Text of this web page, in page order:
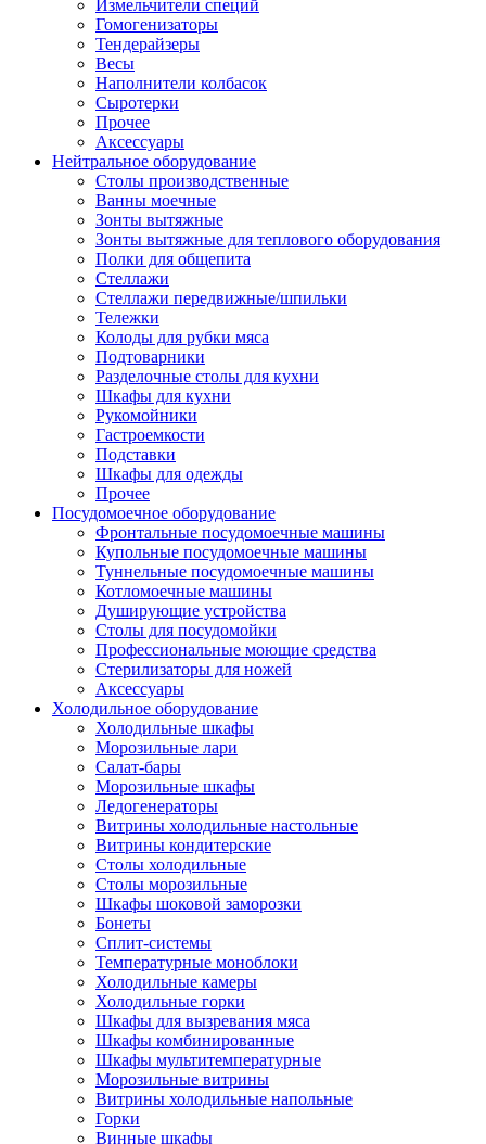
Измельчители специй
Гомогенизаторы
Тендерайзеры
Весы
Наполнители колбасок
Сыротерки
Прочее
Аксессуары
Нейтральное оборудование
Столы производственные
Ванны моечные
Зонты вытяжные
Зонты вытяжные для теплового оборудования
Полки для общепита
Стеллажи
Стеллажи передвижные/шпильки
Тележки
Колоды для рубки мяса
Подтоварники
Разделочные столы для кухни
Шкафы для кухни
Рукомойники
Гастроемкости
Подставки
Шкафы для одежды
Прочее
Посудомоечное оборудование
Фронтальные посудомоечные машины
Купольные посудомоечные машины
Туннельные посудомоечные машины
Котломоечные машины
Душирующие устройства
Столы для посудомойки
Профессиональные моющие средства
Стерилизаторы для ножей
Аксессуары
Холодильное оборудование
Холодильные шкафы
Морозильные лари
Салат-бары
Морозильные шкафы
Ледогенераторы
Витрины холодильные настольные
Витрины кондитерские
Столы холодильные
Столы морозильные
Шкафы шоковой заморозки
Бонеты
Сплит-системы
Температурные моноблоки
Холодильные камеры
Холодильные горки
Шкафы для вызревания мяса
Шкафы комбинированные
Шкафы мультитемпературные
Морозильные витрины
Витрины холодильные напольные
Горки
Винные шкафы